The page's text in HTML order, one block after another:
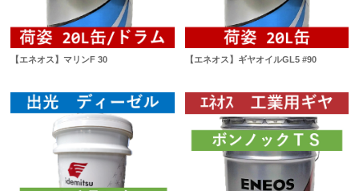
【エネオス】マリンF 30 【エネオス】ギヤオイルGL5 #90